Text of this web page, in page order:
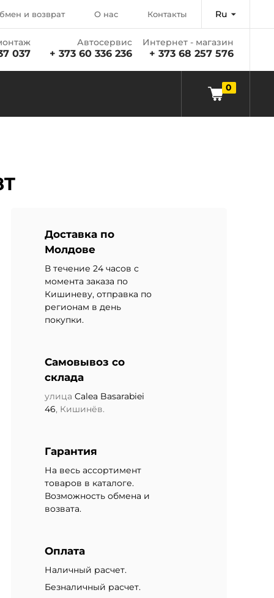
и возврат О нас Контакты Ru
037
Автосервис
+ 373 60 336 236
Интернет - магазин
+ 373 68 257 576
0
Доставка по
Молдове
В течение 24 часов с
момента заказа по
Кишиневу, отправка по
регионам в день
покупки.
Самовывоз со
склада
улица Calea Basarabiei
46, Кишинёв.
Гарантия
На весь ассортимент
товаров в каталоге.
Возможность обмена и
возвата.
Оплата
Наличный расчет.
Безналичный расчет.